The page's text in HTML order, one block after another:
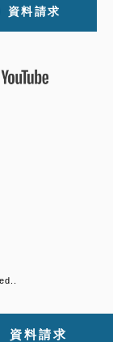
資料請求
資料請求